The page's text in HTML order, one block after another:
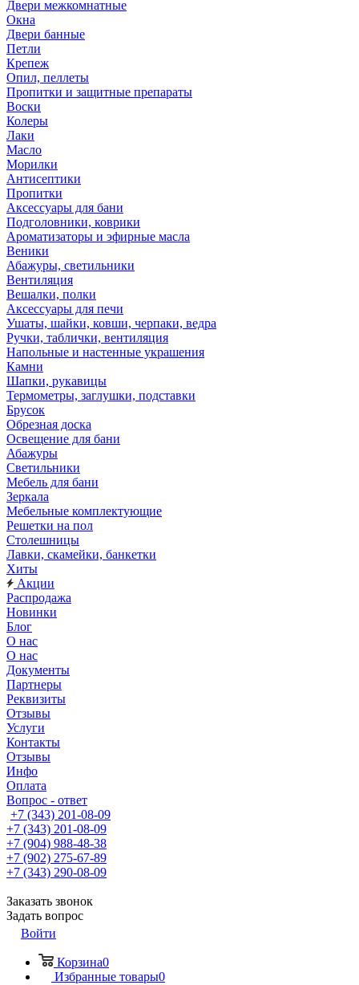
Двери межкомнатные
Окна
Двери банные
Петли
Крепеж
Опил, пеллеты
Пропитки и защитные препараты
Воски
Колеры
Лаки
Масло
Морилки
Антисептики
Пропитки
Аксессуары для бани
Подголовники, коврики
Ароматизаторы и эфирные масла
Веники
Абажуры, светильники
Вентиляция
Вешалки, полки
Аксессуары для печи
Ушаты, шайки, ковши, черпаки, ведра
Ручки, таблички, вентиляция
Напольные и настенные украшения
Камни
Шапки, рукавицы
Термометры, заглушки, подставки
Брусок
Обрезная доска
Освещение для бани
Абажуры
Светильники
Мебель для бани
Зеркала
Мебельные комплектующие
Решетки на пол
Столешницы
Лавки, скамейки, банкетки
Хиты
Акции
Распродажа
Новинки
Блог
О нас
О нас
Документы
Партнеры
Реквизиты
Отзывы
Услуги
Контакты
Отзывы
Инфо
Оплата
Вопрос - ответ
+7 (343) 201-08-09
+7 (343) 201-08-09
+7 (904) 988-48-38
+7 (902) 275-67-89
+7 (343) 290-08-09
Заказать звонок
Задать вопрос
Войти
Корзина0
Избранные товары0